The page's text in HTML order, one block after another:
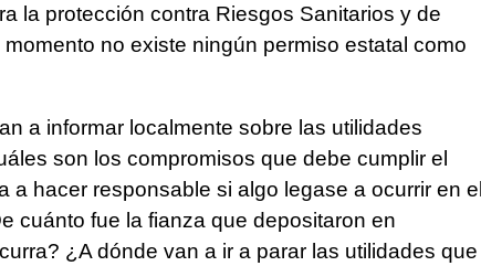
la protección contra Riesgos Sanitarios y de
no existe ningún permiso estatal como
a informar localmente sobre las utilidades
son los compromisos que debe cumplir el
a hacer responsable si algo legase a ocurrir en el
cuánto fue la fianza que depositaron en
¿A dónde van a ir a parar las utilidades que